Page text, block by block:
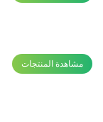
مشاهدة المنتجات